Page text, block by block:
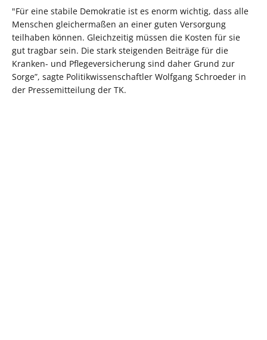
"Für eine stabile Demokratie ist es enorm wichtig, dass alle
Menschen gleichermaßen an einer guten Versorgung
teilhaben können. Gleichzeitig müssen die Kosten für sie
gut tragbar sein. Die stark steigenden Beiträge für die
Kranken- und Pflegeversicherung sind daher Grund zur
Sorge”, sagte Politikwissenschaftler Wolfgang Schroeder in
der Pressemitteilung der TK.